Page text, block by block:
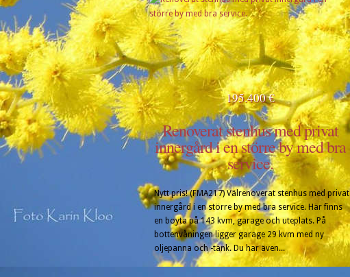
195.400 €
Renoverat stenhus med privat
innergård i en större by med bra
service.
Nytt pris! (FMA217) Välrenoverat stenhus med privat
innergård i en större by med bra service. Här finns
en boyta på 143 kvm, garage och uteplats. På
bottenvåningen ligger garage 29 kvm med ny
oljepanna och -tank. Du har även...